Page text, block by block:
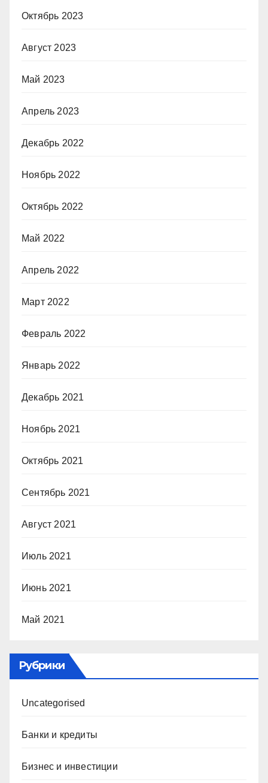
Октябрь 2023
Август 2023
Май 2023
Апрель 2023
Декабрь 2022
Ноябрь 2022
Октябрь 2022
Май 2022
Апрель 2022
Март 2022
Февраль 2022
Январь 2022
Декабрь 2021
Ноябрь 2021
Октябрь 2021
Сентябрь 2021
Август 2021
Июль 2021
Июнь 2021
Май 2021
Рубрики
Uncategorised
Банки и кредиты
Бизнес и инвестиции